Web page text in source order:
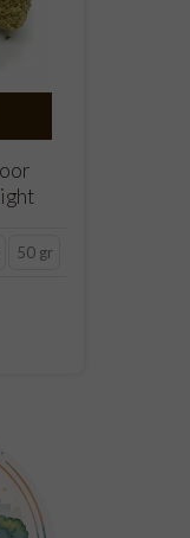
50 gr